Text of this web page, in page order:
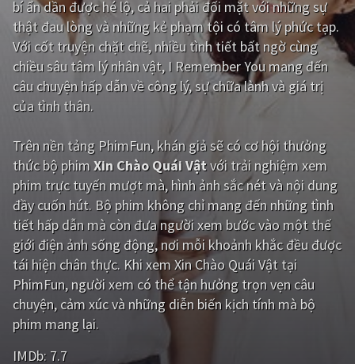
Giật gân Gia đình
Bí ẩn Lịch sử
Viễn Tây Tiểu sử
QUỐC GIA
Âu - Mỹ Trung Quốc - Hồng Kông
Hàn Quốc Nhật Bản
Ấn Độ Việt Nam
Tổng hợp
CẬP NHẬT
bí ẩn dần được hé lộ, cả hai phải đối mặt với những sự
thật đau lòng và những kẻ phạm tội có tâm lý phức tạp.
Với cốt truyện chặt chẽ, nhiều tình tiết bất ngờ cùng
chiều sâu tâm lý nhân vật, I Remember You mang đến
câu chuyện hấp dẫn về công lý, sự chữa lành và giá trị
của tình thân.
Trên nền tảng PhimFun, khán giả sẽ có cơ hội thưởng
thức bộ phimXin Chào Quái Vậtvới trải nghiệm xem
phim trực tuyến mượt mà, hình ảnh sắc nét và nội dung
đầy cuốn hút. Bộ phim không chỉ mang đến những tình
tiết hấp dẫn mà còn đưa người xem bước vào một thế
giới điện ảnh sống động, nơi mỗi khoảnh khắc đều được
tái hiện chân thực. Khi xem Xin Chào Quái Vật tại
PhimFun, người xem có thể tận hưởng trọn vẹn câu
chuyện, cảm xúc và những diễn biến kịch tính mà bộ
phim mang lại.
IMDb: 7.7